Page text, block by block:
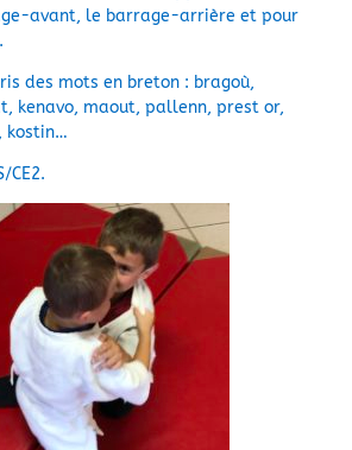
avant, le barrage-arrière et pour
des mots en breton : bragoù,
kenavo, maout, pallenn, prest or,
kostin…
CE2.